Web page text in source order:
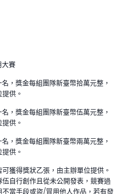
賽
，獎金每組團隊新臺幣拾萬元整，
供。
，獎金每組團隊新臺幣伍萬元整，
供。
，獎金每組團隊新臺幣兩萬元整，
供。
獲得獎狀乙張，由主辦單位提供。
自行創作且從未公開發表，競賽過
當手段或盜/冒用他人作品，若有發